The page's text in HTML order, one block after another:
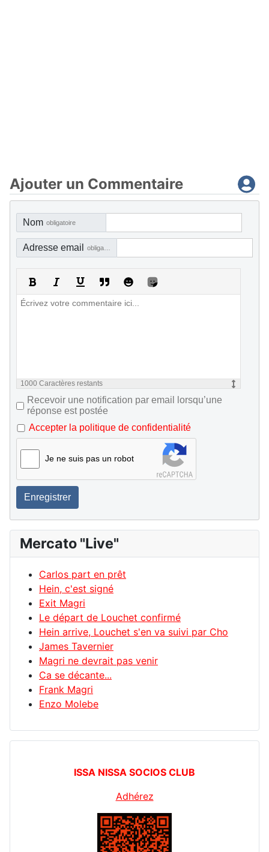
Ajouter un Commentaire
Nom obligatoire
Adresse email
1000 Caractères restants
Recevoir une notification par email lorsqu’une
réponse est postée
Accepter la politique de confidentialité
Je ne suis pas un robot
Enregistrer
Mercato "Live"
Carlos part en prêt
Hein, c'est signé
Exit Magri
Le départ de Louchet confirmé
Hein arrive, Louchet s'en va suivi par Cho
James Tavernier
Magri ne devrait pas venir
Ca se décante...
Frank Magri
Enzo Molebe
ISSA NISSA SOCIOS CLUB
Adhérez